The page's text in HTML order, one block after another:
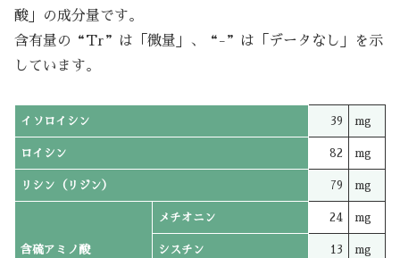
酸」の成分量です。
含有量の“Tr”は「微量」、“-”は「データなし」を示
しています。
イソロイシン 39 mg
ロイシン 82 mg
リシン（リジン） 79 mg
含硫アミノ酸
メチオニン 24 mg
シスチン 13 mg